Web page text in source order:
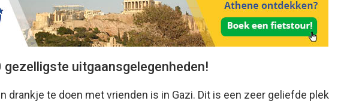
gezelligste uitgaansgelegenheden!
drankje te doen met vrienden is in Gazi. Dit is een zeer geliefde plek